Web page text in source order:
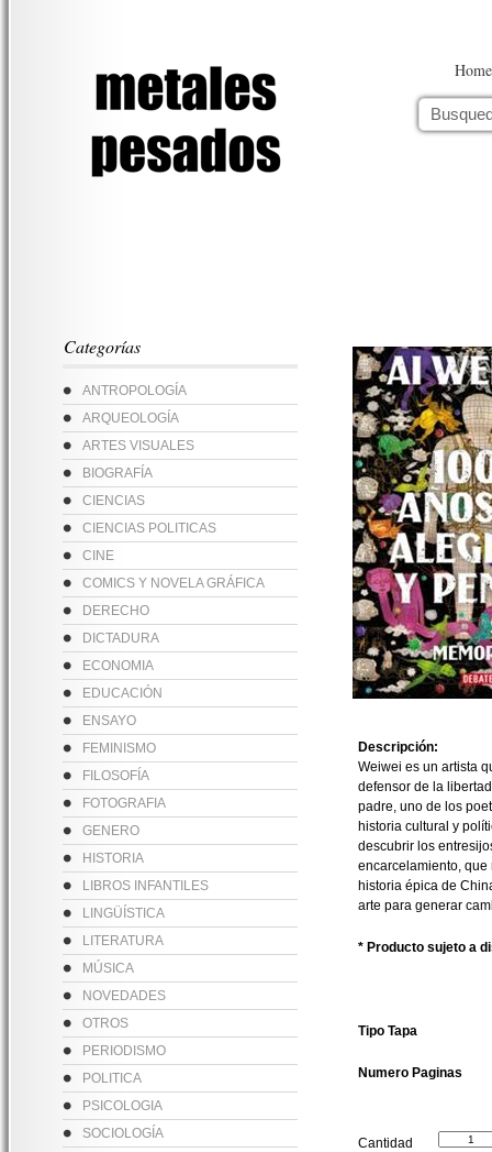
Home
Categorías
ANTROPOLOGÍA
ARQUEOLOGÍA
ARTES VISUALES
BIOGRAFÍA
CIENCIAS
CIENCIAS POLITICAS
CINE
COMICS Y NOVELA GRÁFICA
DERECHO
DICTADURA
ECONOMIA
EDUCACIÓN
ENSAYO
FEMINISMO
FILOSOFÍA
FOTOGRAFIA
GENERO
HISTORIA
LIBROS INFANTILES
LINGÜÍSTICA
LITERATURA
MÚSICA
NOVEDADES
OTROS
PERIODISMO
POLITICA
PSICOLOGIA
SOCIOLOGÍA
Descripción:
Weiwei es un artista
defensor de la
padre, uno de los
historia cultural y
descubrir los
encarcelamiento,
historia épica de
arte para generar
* Producto sujeto a
Tipo Tapa
Numero Paginas
Cantidad